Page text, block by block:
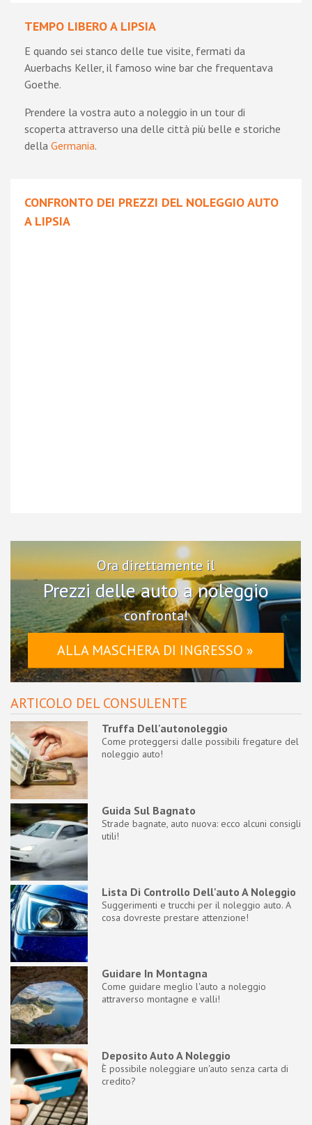
TEMPO LIBERO A LIPSIA
E quando sei stanco delle tue visite, fermati da
Auerbachs Keller, il famoso wine bar che frequentava
Goethe.
Prendere la vostra auto a noleggio in un tour di
scoperta attraverso una delle città più belle e storiche
della Germania.
CONFRONTO DEI PREZZI DEL NOLEGGIO AUTO
A LIPSIA
Ora direttamente il
Prezzi delle auto a noleggio
confronta!
ALLA MASCHERA DI INGRESSO »
ARTICOLO DEL CONSULENTE
Truffa Dell'autonoleggio
Come proteggersi dalle possibili fregature del
noleggio auto!
Guida Sul Bagnato
Strade bagnate, auto nuova: ecco alcuni consigli
utili!
Lista Di Controllo Dell'auto A Noleggio
Suggerimenti e trucchi per il noleggio auto. A
cosa dovreste prestare attenzione!
Guidare In Montagna
Come guidare meglio l'auto a noleggio
attraverso montagne e valli!
Deposito Auto A Noleggio
È possibile noleggiare un'auto senza carta di
credito?